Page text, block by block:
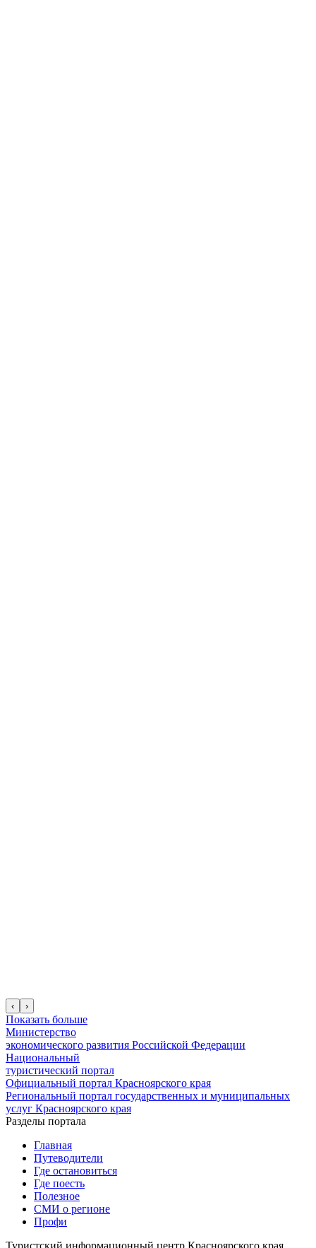
‹ ›
Показать больше
Министерство
экономического развития Российской Федерации
Национальный
туристический портал
Официальный портал Красноярского края
Региональный портал государственных и муниципальных
услуг Красноярского края
Разделы портала
Главная
Путеводители
Где остановиться
Где поесть
Полезное
СМИ о регионе
Профи
Туристский информационный центр Красноярского края